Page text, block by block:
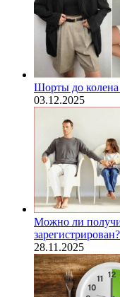
Шорты до колена
03.12.2025
Можно ли
зарегистрирован?
28.11.2025